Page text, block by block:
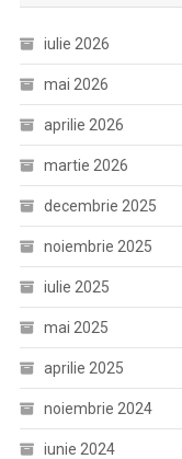
iulie 2026
mai 2026
aprilie 2026
martie 2026
decembrie 2025
noiembrie 2025
iulie 2025
mai 2025
aprilie 2025
noiembrie 2024
iunie 2024